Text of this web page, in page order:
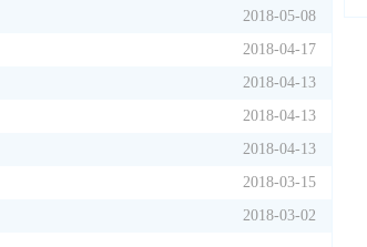
2018-05-08
2018-04-17
2018-04-13
2018-04-13
2018-04-13
2018-03-15
2018-03-02